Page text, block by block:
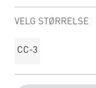
VELG STØRRELSE
CC-3